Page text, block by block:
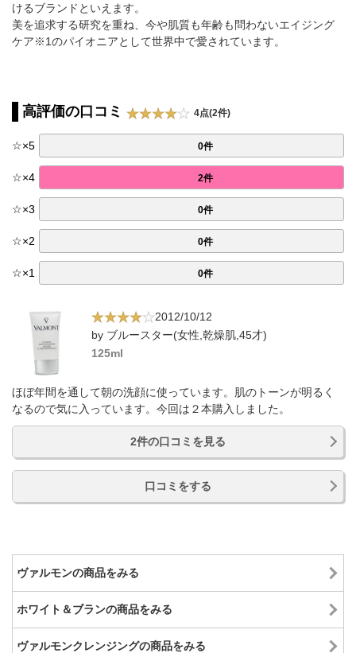
けるブランドといえます。
美を追求する研究を重ね、今や肌質も年齢も問わないエイジング
ケア※1のパイオニアとして世界中で愛されています。
高評価の口コミ 4点(2件)
☆×5 0件
☆×4 2件
☆×3 0件
☆×2 0件
☆×1 0件
2012/10/12
by ブルースター(女性,乾燥肌,45才)
125ml
ほぼ年間を通して朝の洗顔に使っています。肌のトーンが明るく
なるので気に入っています。今回は２本購入しました。
2件の口コミを見る
口コミをする
ヴァルモンの商品をみる
ホワイト＆ブランの商品をみる
ヴァルモンクレンジングの商品をみる